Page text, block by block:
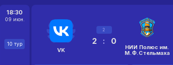
18:30
09 июн.
10 тур
VK
2
2 : 0
НИИ Полюс им.
М.Ф.Стельмаха